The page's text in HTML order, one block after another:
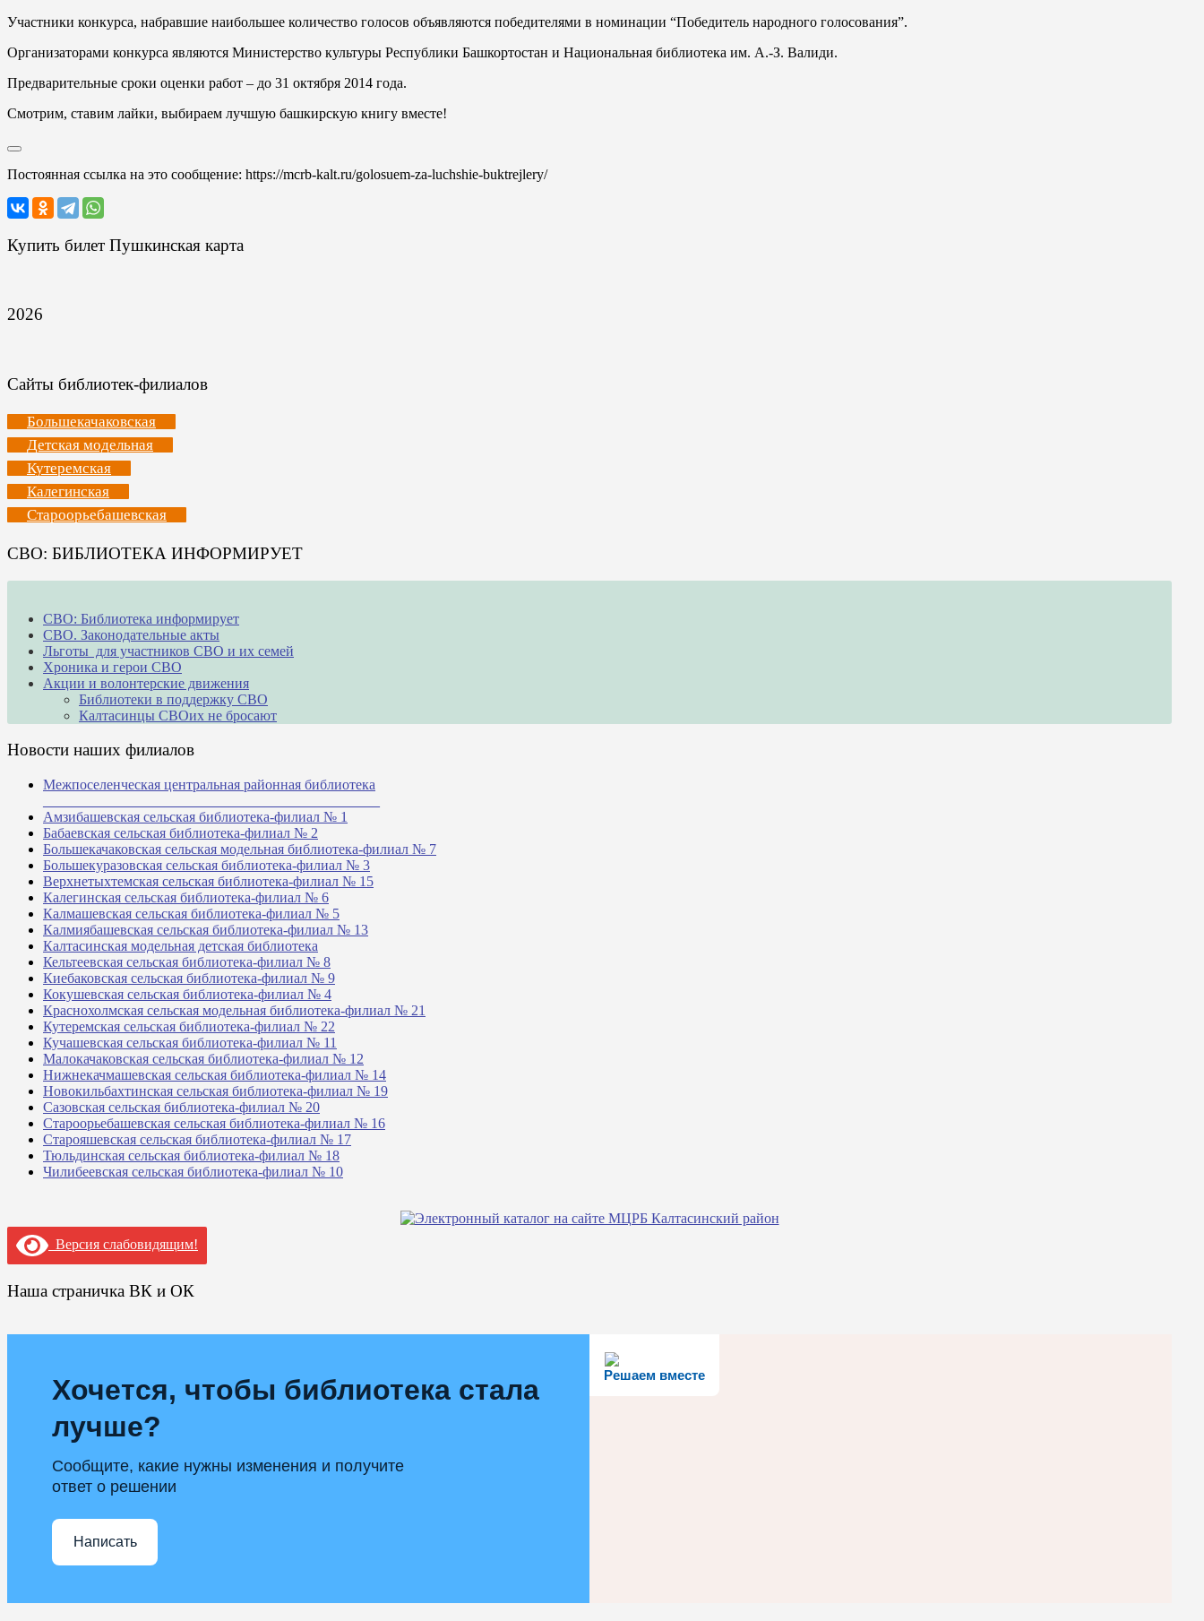
Участники конкурса, набравшие наибольшее количество голосов объявляются победителями в номинации “Победитель народного голосования”.
Организаторами конкурса являются Министерство культуры Республики Башкортостан и Национальная библиотека им. А.-З. Валиди.
Предварительные сроки оценки работ – до 31 октября 2014 года.
Смотрим, ставим лайки, выбираем лучшую башкирскую книгу вместе!
Постоянная ссылка на это сообщение: https://mcrb-kalt.ru/golosuem-za-luchshie-buktrejlery/
Купить билет Пушкинская карта
2026
Сайты библиотек-филиалов
Большекачаковская
Детская модельная
Кутеремская
Калегинская
Староорьебашевская
СВО: БИБЛИОТЕКА ИНФОРМИРУЕТ
СВО: Библиотека информирует
СВО. Законодательные акты
Льготы для участников СВО и их семей
Хроника и герои СВО
Акции и волонтерские движения
Библиотеки в поддержку СВО
Калтасинцы СВОих не бросают
Новости наших филиалов
Межпоселенческая центральная районная библиотека
Амзибашевская сельская библиотека-филиал № 1
Бабаевская сельская библиотека-филиал № 2
Большекачаковская сельская модельная библиотека-филиал № 7
Большекуразовская сельская библиотека-филиал № 3
Верхнетыхтемская сельская библиотека-филиал № 15
Калегинская сельская библиотека-филиал № 6
Калмашевская сельская библиотека-филиал № 5
Калмиябашевская сельская библиотека-филиал № 13
Калтасинская модельная детская библиотека
Кельтеевская сельская библиотека-филиал № 8
Киебаковская сельская библиотека-филиал № 9
Кокушевская сельская библиотека-филиал № 4
Краснохолмская сельская модельная библиотека-филиал № 21
Кутеремская сельская библиотека-филиал № 22
Кучашевская сельская библиотека-филиал № 11
Малокачаковская сельская библиотека-филиал № 12
Нижнекачмашевская сельская библиотека-филиал № 14
Новокильбахтинская сельская библиотека-филиал № 19
Сазовская сельская библиотека-филиал № 20
Староорьебашевская сельская библиотека-филиал № 16
Старояшевская сельская библиотека-филиал № 17
Тюльдинская сельская библиотека-филиал № 18
Чилибеевская сельская библиотека-филиал № 10
Версия слабовидящим!
Наша страничка ВК и ОК
Решаем вместе
Хочется, чтобы библиотека стала
лучше?
Сообщите, какие нужны изменения и получите
ответ о решении
Написать